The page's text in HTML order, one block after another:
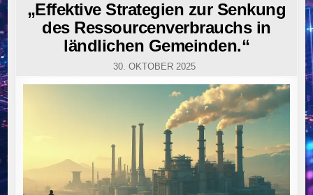
„Effektive Strategien zur Senkung
des Ressourcenverbrauchs in
ländlichen Gemeinden.“
30. OKTOBER 2025